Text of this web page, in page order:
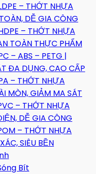
– THỚT NHỰA
DỄ GIA CÔNG
– THỚT NHỰA
TOÀN THỰC PHẨM
– ABS – PETG |
ĐA DỤNG, CAO CẤP
– THỚT NHỰA
MÒN, GIẢM MA SÁT
– THỚT NHỰA
DỄ GIA CÔNG
– THỚT NHỰA
SIÊU BỀN
Bít